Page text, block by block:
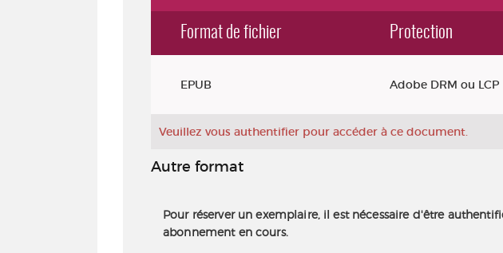
Format de fichier Protection
EPUB Adobe DRM ou LCP
Veuillez vous authentifier pour accéder à ce document.
Autre format
Pour réserver un exemplaire, il est nécessaire d'être
abonnement en cours.